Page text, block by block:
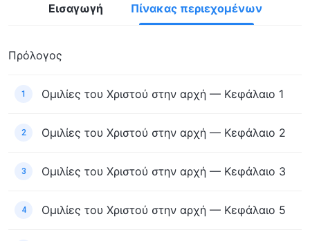
Εισαγωγή Πίνακας περιεχομένων
Πρόλογος
1 Ομιλίες του Χριστού στην αρχή — Κεφάλαιο 1
2 Ομιλίες του Χριστού στην αρχή — Κεφάλαιο 2
3 Ομιλίες του Χριστού στην αρχή — Κεφάλαιο 3
4 Ομιλίες του Χριστού στην αρχή — Κεφάλαιο 5